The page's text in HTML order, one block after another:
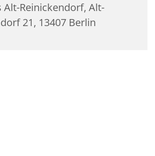
Alt-Reinickendorf, Alt-
21, 13407 Berlin